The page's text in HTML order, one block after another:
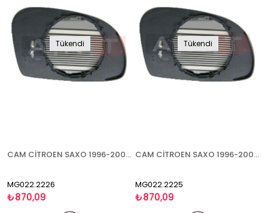
Tükendi
CAM CİTROEN SAXO 1996-2003 ISITMALI SOL
MG022.2226
₺870,09
Tükendi
CAM CİTROEN SAXO 1996-2003 ISITMALI SAĞ
MG022.2225
₺870,09